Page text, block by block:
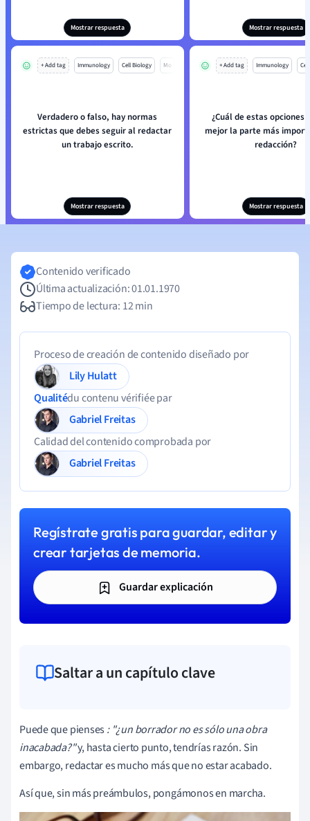
Mostrar respuesta Mostrar respuesta
+ Add tag Immunology Cell Biology Mo
Verdadero o falso, hay normas
estrictas que debes seguir al redactar
un trabajo escrito.
Mostrar respuesta
+ Add tag Immunology
¿Cuál de estas opciones
mejor la parte más
redacción?
Mostrar respuesta
Contenido verificado
Última actualización: 01.01.1970
Tiempo de lectura: 12 min
Proceso de creación de contenido diseñado por
Lily Hulatt
Qualitédu contenu vérifiée par
Gabriel Freitas
Calidad del contenido comprobada por
Gabriel Freitas
Regístrate gratis para guardar, editar y
crear tarjetas de memoria.
Guardar explicación
Saltar a un capítulo clave
Puede que pienses: "¿un borrador no es sólo una obra
inacabada?"y, hasta cierto punto, tendrías razón. Sin
embargo, redactar es mucho más que no estar acabado.
Así que, sin más preámbulos, pongámonos en marcha.